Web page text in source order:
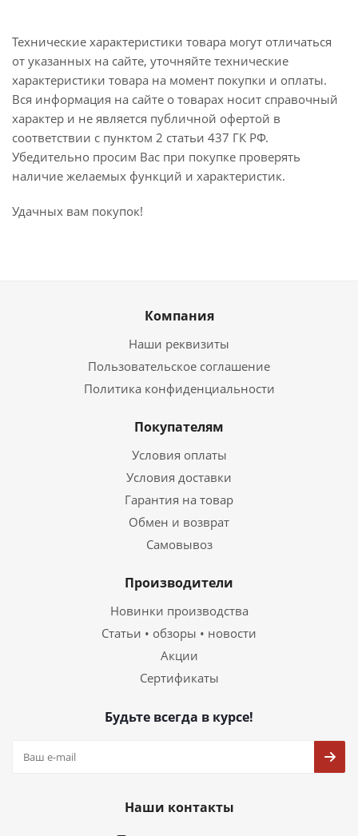
Технические характеристики товара могут отличаться
от указанных на сайте, уточняйте технические
характеристики товара на момент покупки и оплаты.
Вся информация на сайте о товарах носит справочный
характер и не является публичной офертой в
соответствии с пунктом 2 статьи 437 ГК РФ.
Убедительно просим Вас при покупке проверять
наличие желаемых функций и характеристик.
Удачных вам покупок!
Компания
Наши реквизиты
Пользовательское соглашение
Политика конфиденциальности
Покупателям
Условия оплаты
Условия доставки
Гарантия на товар
Обмен и возврат
Самовывоз
Производители
Новинки производства
Статьи • обзоры • новости
Акции
Сертификаты
Будьте всегда в курсе!
Наши контакты